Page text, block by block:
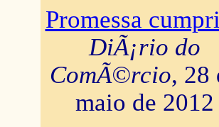
Promessa
DiÃ¡rio do
ComÃ©rcio, 28
maio de 2012